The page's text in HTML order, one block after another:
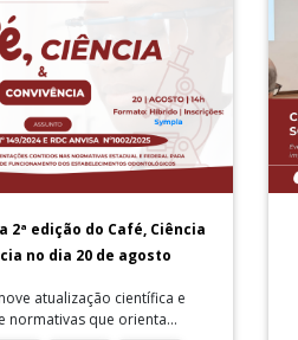
2ª edição do Café, Ciência
no dia 20 de agosto
atualização científica e
normativas que orienta...